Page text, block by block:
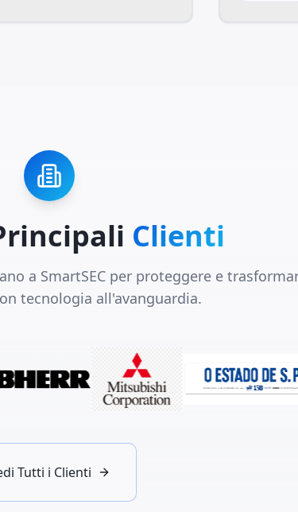
Clienti
a SmartSEC per proteggere e
tecnologia all'avanguardia.
Tutti i Clienti